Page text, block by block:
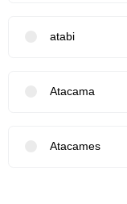
atabi
Atacama
Atacames